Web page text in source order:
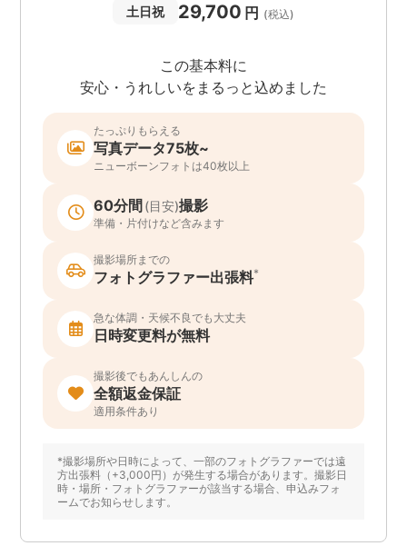
土日祝 29,700 円 (税込)
この基本料に
安心・うれしいをまるっと込めました
たっぷりもらえる
写真データ75枚~
ニューボーンフォトは40枚以上
60分間 (目安)撮影
準備・片付けなど含みます
撮影場所までの
フォトグラファー出張料*
急な体調・天候不良でも大丈夫
日時変更料が無料
撮影後でもあんしんの
全額返金保証
適用条件あり
*撮影場所や日時によって、一部のフォトグラファーでは遠
方出張料（+3,000円）が発生する場合があります。撮影日
時・場所・フォトグラファーが該当する場合、申込みフォ
ームでお知らせします。